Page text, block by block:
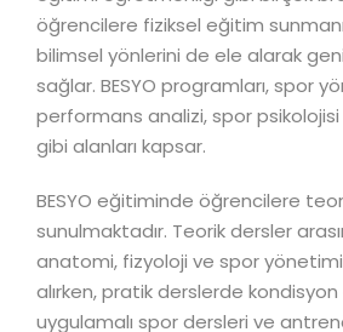
öğrencilere fiziksel eğitim
bilimsel yönlerini de ele alarak
sağlar. BESYO programları, spor
performans analizi, spor
gibi alanları kapsar.
BESYO eğitiminde öğrencilere
sunulmaktadır. Teorik dersler
anatomi, fizyoloji ve spor
alırken, pratik derslerde
uygulamalı spor dersleri ve